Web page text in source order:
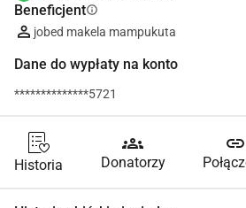
Beneficjentinfo
jobed makela mampukuta
Dane do wypłaty na konto
**************5721
Historia
groups
Donatorzy
link